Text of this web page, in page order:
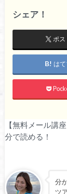
シェア！
ポス
は
【無料メール講
分で読める！
分
ツ